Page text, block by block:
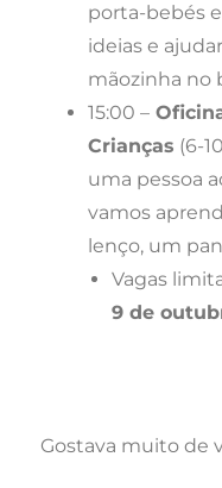
porta-bebés
ideias e
mãozinha no
15:00 –
Crianças (6-
uma pessoa
vamos
lenço, um
Vagas
9 de
Gostava muito de